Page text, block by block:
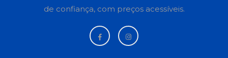
de confiança, com preços acessíveis.